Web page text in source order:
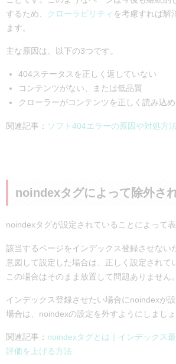
するため、
クローラビリティ を考慮すれば解
ます。
主な原因は、以下の3つです。
404ステータスを正しく返していない
コンテンツがない、または低品質
クローラーがコンテンツを正しく読み込
関連記事： ソフト404エラーの原因や対処方
noindexタグによって除外さ
noindexタグが設定されていることによって
該当するページをインデックス登録させない
意図して設定した場合は、正しく設定されて
この場合はそのまま放置して問題ありません。
インデックス登録させたい場合にnoindexが
場合は、noindexの設定を外すようにしましょ
関連記事： noindexタグとは｜インデックス
評価を上げる方法